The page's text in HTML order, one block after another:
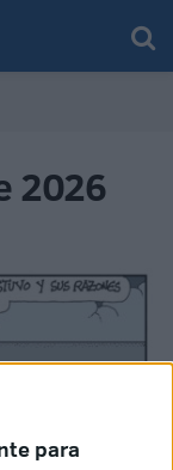
para
2026